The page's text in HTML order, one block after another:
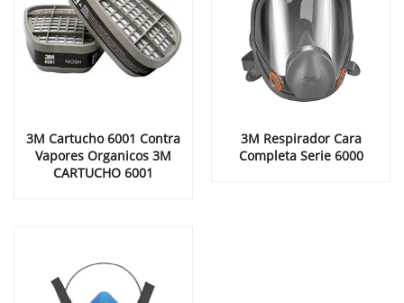
3M Cartucho 6001 Contra
Vapores Organicos 3M
CARTUCHO 6001
3M Respirador Cara
Completa Serie 6000